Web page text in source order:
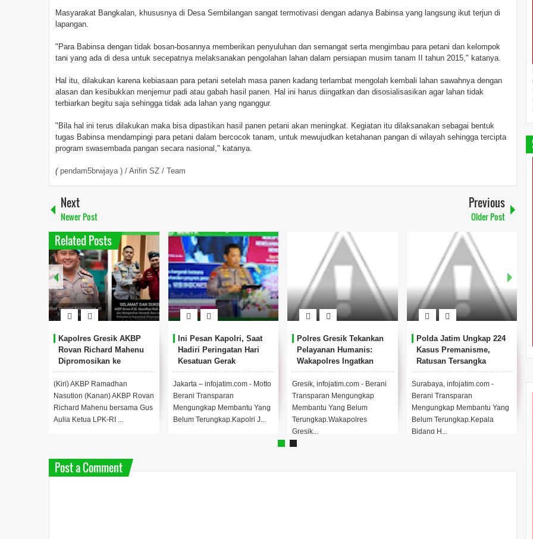
Masyarakat Bangkalan, khususnya di Desa Sembilangan sangat termotivasi dengan adanya Babinsa yang langsung ikut terjun di
lapangan.
"Para Babinsa dengan tidak bosan-bosannya memberikan penyuluhan dan semangat serta mengimbau para petani dan kelompok
tani yang ada di desa untuk secepatnya melaksanakan pengolahan lahan dalam persiapan musim tanam II tahun 2015," katanya.
Hal itu, dilakukan karena kebiasaan para petani setelah masa panen kadang terlambat mengolah kembali lahan sawahnya dengan
alasan dan kesibukkan menjemur padi atau gabah hasil panen. Hal ini harus diingatkan dan disosialisasikan agar lahan tidak
terbiarkan begitu saja sehingga tidak ada lahan yang nganggur.
"Bila hal ini terus dilakukan maka bisa dipastikan hasil panen petani akan meningkat. Kegiatan itu dilaksanakan sebagai bentuk
tugas Babinsa mendampingi para petani dalam bercocok tanam, untuk mewujudkan ketahanan pangan di wilayah sehingga tercipta
program swasembada pangan secara nasional," katanya.
( pendam5brwjaya ) / Arifin SZ / Team
Next
Newer Post
Previous
Older Post
Related Posts
Kapolres Gresik AKBP
Rovan Richard Mahenu
Dipromosikan ke
Divpropam Mabes Polri
(Kiri) AKBP Ramadhan
Nasution (Kanan) AKBP Rovan
Richard Mahenu bersama Gus
Aulia Ketua LPK-RI ...
Ini Pesan Kapolri, Saat
Hadiri Peringatan Hari
Kesatuan Gerak
Bhayangkari Ke 71 tahun.
Jakarta – infojatim.com - Motto
Berani Transparan
Mengungkap Membantu Yang
Belum Terungkap.Kapolri J...
Polres Gresik Tekankan
Pelayanan Humanis:
Wakapolres Ingatkan
Pentingnya Rasa Simpati
dan Empati
Gresik, infojatim.com - Berani
Transparan Mengungkap
Membantu Yang Belum
Terungkap.Wakapolres
Gresik...
Polda Jatim Ungkap 224
Kasus Premanisme,
Ratusan Tersangka
Berhasil Diamankan.
Surabaya, infojatim.com -
Berani Transparan
Mengungkap Membantu Yang
Belum Terungkap.Kepala
Bidang H...
Post a Comment